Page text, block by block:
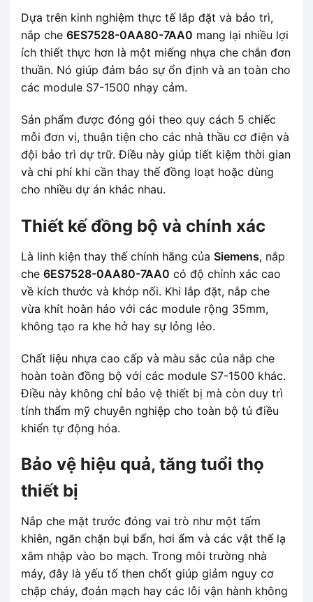
Dựa trên kinh nghiệm thực tế lắp đặt và bảo trì,
nắp che 6ES7528-0AA80-7AA0 mang lại nhiều lợi
ích thiết thực hơn là một miếng nhựa che chắn đơn
thuần. Nó giúp đảm bảo sự ổn định và an toàn cho
các module S7-1500 nhạy cảm.
Sản phẩm được đóng gói theo quy cách 5 chiếc
mỗi đơn vị, thuận tiện cho các nhà thầu cơ điện và
đội bảo trì dự trữ. Điều này giúp tiết kiệm thời gian
và chi phí khi cần thay thế đồng loạt hoặc dùng
cho nhiều dự án khác nhau.
Thiết kế đồng bộ và chính xác
Là linh kiện thay thế chính hãng của Siemens, nắp
che 6ES7528-0AA80-7AA0 có độ chính xác cao
về kích thước và khớp nối. Khi lắp đặt, nắp che
vừa khít hoàn hảo với các module rộng 35mm,
không tạo ra khe hở hay sự lỏng lẻo.
Chất liệu nhựa cao cấp và màu sắc của nắp che
hoàn toàn đồng bộ với các module S7-1500 khác.
Điều này không chỉ bảo vệ thiết bị mà còn duy trì
tính thẩm mỹ chuyên nghiệp cho toàn bộ tủ điều
khiển tự động hóa.
Bảo vệ hiệu quả, tăng tuổi thọ
thiết bị
Nắp che mặt trước đóng vai trò như một tấm
khiên, ngăn chặn bụi bẩn, hơi ẩm và các vật thể lạ
xâm nhập vào bo mạch. Trong môi trường nhà
máy, đây là yếu tố then chốt giúp giảm nguy cơ
chập cháy, đoản mạch hay các lỗi vận hành không